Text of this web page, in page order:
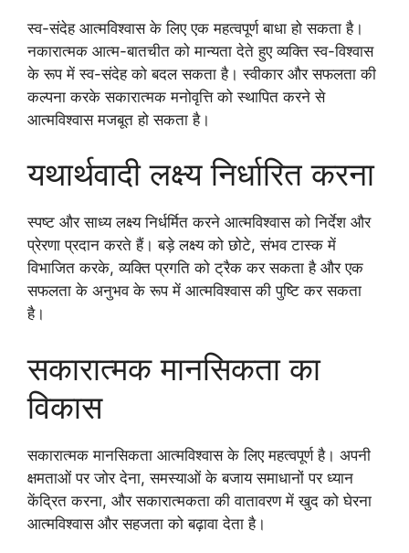
स्व-संदेह आत्मविश्वास के लिए एक महत्वपूर्ण बाधा हो सकता है।
नकारात्मक आत्म-बातचीत को मान्यता देते हुए व्यक्ति स्व-विश्वास
के रूप में स्व-संदेह को बदल सकता है। स्वीकार और सफलता की
कल्पना करके सकारात्मक मनोवृत्ति को स्थापित करने से
आत्मविश्वास मजबूत हो सकता है।
यथार्थवादी लक्ष्य निर्धारित करना
स्पष्ट और साध्य लक्ष्य निर्धर्मित करने आत्मविश्वास को निर्देश और
प्रेरणा प्रदान करते हैं। बड़े लक्ष्य को छोटे, संभव टास्क में
विभाजित करके, व्यक्ति प्रगति को ट्रैक कर सकता है और एक
सफलता के अनुभव के रूप में आत्मविश्वास की पुष्टि कर सकता
है।
सकारात्मक मानसिकता का
विकास
सकारात्मक मानसिकता आत्मविश्वास के लिए महत्वपूर्ण है। अपनी
क्षमताओं पर जोर देना, समस्याओं के बजाय समाधानों पर ध्यान
केंद्रित करना, और सकारात्मकता की वातावरण में खुद को घेरना
आत्मविश्वास और सहजता को बढ़ावा देता है।